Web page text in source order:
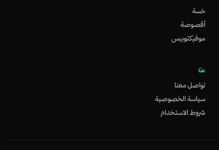
خسة
أقصوصة
موفيكتوبيس
عنّا
تواصل معنا
سياسة الخصوصية
شروط الاستخدام